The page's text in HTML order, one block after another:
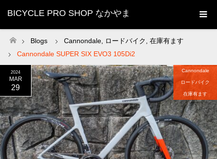
BICYCLE PRO SHOP なかやま
ホーム
Blogs Cannondale ロードバイク
在庫有ます
Cannondale SUPER SIX EVO3 105Di2
2024
MAR
29
Cannondale
ロードバイク
在庫有ます